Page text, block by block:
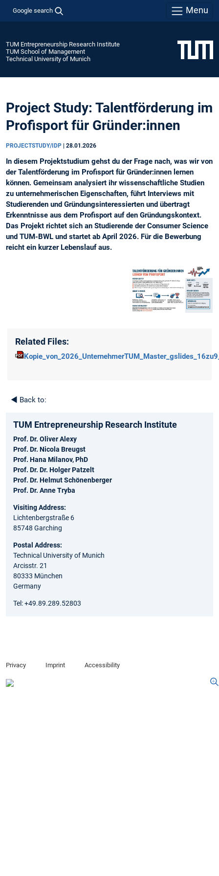
Google search Menu
TUM Entrepreneurship Research Institute
TUM School of Management
Technical University of Munich
Project Study: Talentförderung im
Profisport für Gründer:innen
PROJECTSTUDY/IDP 28.01.2026
In diesem Projektstudium gehst du der Frage nach, was wir von
der Talentförderung im Profisport für Gründer:innen lernen
können. Gemeinsam analysiert ihr wissenschaftliche Studien
zu unternehmerischen Eigenschaften, führt Interviews mit
Studierenden und Gründungsinteressierten und übertragt
Erkenntnisse aus dem Profisport auf den Gründungskontext.
Das Projekt richtet sich an Studierende der Consumer Science
und TUM-BWL und startet ab April 2026. Für die Bewerbung
reicht ein kurzer Lebenslauf aus.
Related Files:
◄ Back to:
TUM Entrepreneurship Research Institute
Prof. Dr. Oliver Alexy
Prof. Dr. Nicola Breugst
Prof. Hana Milanov, PhD
Prof. Dr. Dr. Holger Patzelt
Prof. Dr. Helmut Schönenberger
Prof. Dr. Anne Tryba
Visiting Address:
Lichtenbergstraße 6
85748 Garching
Postal Address:
Technical University of Munich
Arcisstr. 21
80333 München
Germany
Tel: +49.89.289.52803
Privacy Imprint Accessibility